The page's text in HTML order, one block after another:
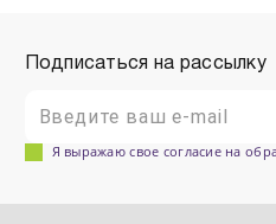
Подписаться на рассылку
Я выражаю свое согласие на